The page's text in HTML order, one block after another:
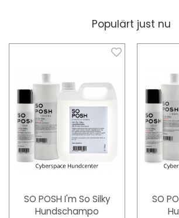
Populärt just nu
SO POSH I'm So Silky
Hundschampo
SO